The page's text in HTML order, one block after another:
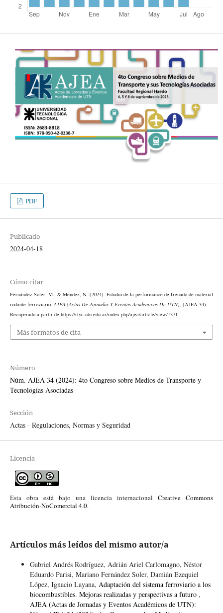
PDF
Publicado
2024-04-18
Cómo citar
Fernández Soler, M., & Mendez, N. (2024). Estudio de la performance de frenado de material
rodante ferroviario.AJEA (Actas De Jornadas Y Eventos Académicos De UTN), (AJEA 34).
Recuperado a partir de https://rtyc.utn.edu.ar/index.php/ajea/article/view/1371
Más formatos de cita
Número
Núm. AJEA 34 (2024): 4to Congreso sobre Medios de Transporte y
Tecnologías Asociadas
Sección
Actas - Regulaciones, Normas y Seguridad
Licencia
Esta obra está bajo una licencia internacionalCreative Commons
Atribución-NoComercial 4.0.
Artículos más leídos del mismo autor/a
Gabriel Andrés Rodríguez, Adrián Ariel Carlomagno, Néstor
Eduardo Parisi, Mariano Fernández Soler, Damián Ezequiel
López, Ignacio Layana, Adaptación del sistema ferroviario a los
biocombustibles. Mejoras realizadas y perspectivas a futuro ,
AJEA (Actas de Jornadas y Eventos Académicos de UTN):